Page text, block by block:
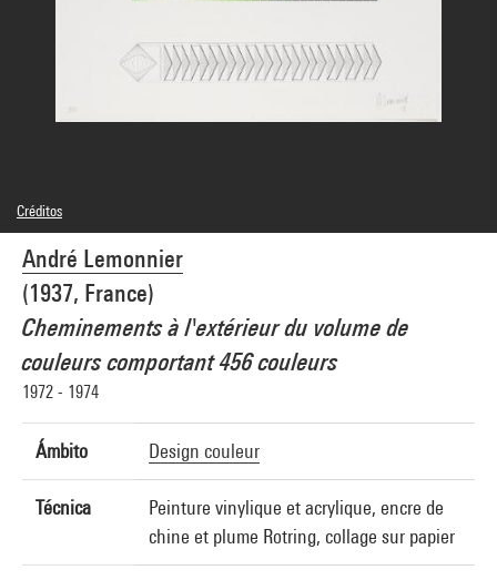
André Lemonnier
(1937, France)
Cheminements à l'extérieur du volume de
couleurs comportant 456 couleurs
1972 - 1974
Ámbito Design couleur
Técnica
Peinture vinylique et acrylique, encre de
chine et plume Rotring, collage sur papier
Créditos
Leyenda : Planche d
© Adagp, Paris
Créditos fotográficos : Georges Meguerditchian - Centre Pompidou, MNAM-CCI
Referencia de la imagen : 4N43007